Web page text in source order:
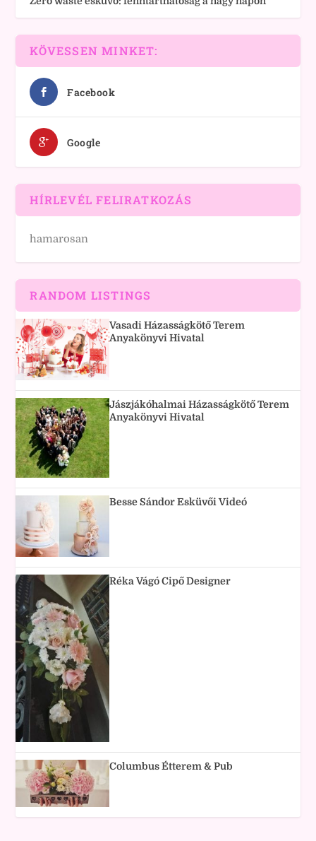
KÖVESSEN MINKET:
Facebook
Google
HÍRLEVÉL FELIRATKOZÁS
hamarosan
RANDOM LISTINGS
Vasadi Házasságkötő Terem
Anyakönyvi Hivatal
Jászjákóhalmai Házasságkötő Terem
Anyakönyvi Hivatal
Besse Sándor Esküvői Videó
Réka Vágó Cipő Designer
Columbus Étterem & Pub